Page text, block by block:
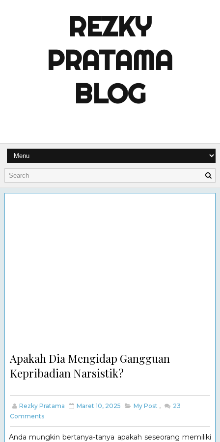
REZKY
PRATAMA
BLOG
Apakah Dia Mengidap Gangguan
Kepribadian Narsistik?
Rezky Pratama Maret 10, 2025 My Post ,
23
Comments
Anda mungkin bertanya-tanya apakah seseorang memiliki